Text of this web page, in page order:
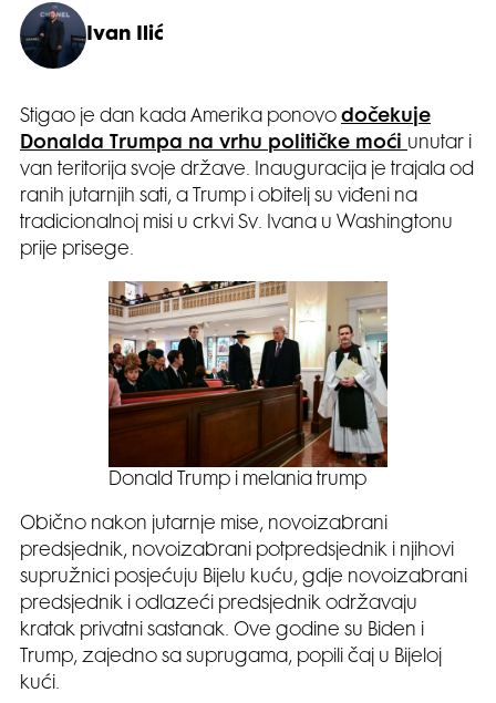
Ivan Ilić
Stigao je dan kada Amerika ponovo dočekuje
Donalda Trumpa na vrhu političke moći unutar i
van teritorija svoje države. Inauguracija je trajala od
ranih jutarnjih sati, a Trump i obitelj su viđeni na
tradicionalnoj misi u crkvi Sv. Ivana u Washingtonu
prije prisege.
Donald Trump i melania trump
Obično nakon jutarnje mise, novoizabrani
predsjednik, novoizabrani potpredsjednik i njihovi
supružnici posjećuju Bijelu kuću, gdje novoizabrani
predsjednik i odlazeći predsjednik održavaju
kratak privatni sastanak. Ove godine su Biden i
Trump, zajedno sa suprugama, popili čaj u Bijeloj
kući.